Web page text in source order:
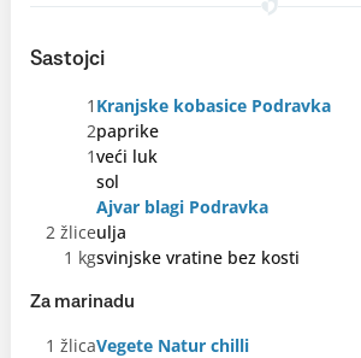
Sastojci
1 Kranjske kobasice Podravka
2paprike
1veći luk
sol
Ajvar blagi Podravka
2 žliceulja
1 kgsvinjske vratine bez kosti
Za marinadu
1 žlicaVegete Natur chilli